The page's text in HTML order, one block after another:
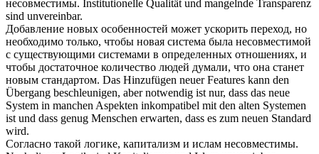
несовместимы. Institutionelle Qualität und mangelnde Transparenz
sind unvereinbar.
Добавление новых особенностей может ускорить переход, но
необходимо только, чтобы новая система была несовместимой
с существующими системами в определенных отношениях, и
чтобы достаточное количество людей думали, что она станет
новым стандартом. Das Hinzufügen neuer Features kann den
Übergang beschleunigen, aber notwendig ist nur, dass das neue
System in manchen Aspekten inkompatibel mit den alten Systemen
ist und dass genug Menschen erwarten, dass es zum neuen Standard
wird.
Согласно такой логике, капитализм и ислам несовместимы.